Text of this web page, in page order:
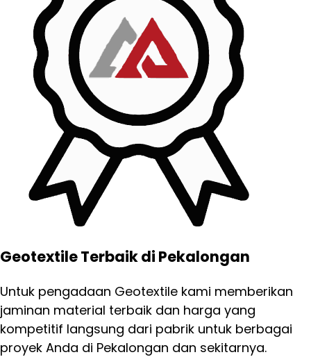
Geotextile Terbaik di Pekalongan
Untuk pengadaan Geotextile kami memberikan
jaminan material terbaik dan harga yang
kompetitif langsung dari pabrik untuk berbagai
proyek Anda di Pekalongan dan sekitarnya.